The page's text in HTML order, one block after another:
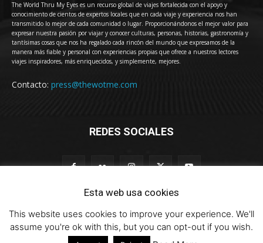
The World Thru My Eyes es un recurso global de viajes fortalecida con el apoyo y
conocimiento de cientos de expertos locales que en cada viaje y experiencia nos han
transmitido lo mejor de cada comunidad o lugar. Proporcionándonos el mejor valor para
expresar nuestra pasión por viajar y conocer culturas, personas, historias, gastronomía y
tantísimas cosas que nos ha regalado cada rincón del mundo que expresamos de la
manera más fiable y personal con experiencias propias que ofrece a nuestros lectores
viajes inspiradores, más enriquecidos, y simplemente, mejores.
Contacto: press@thewotme.com
REDES SOCIALES
© 2011-2023 The World Thru My Eyes - Travel Magazine (Versión 4.0)
Esta web usa cookies
This website uses cookies to improve your experience. We'll
assume you're ok with this, but you can opt-out if you wish.